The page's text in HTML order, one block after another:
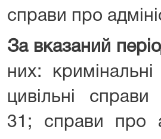
справи про
За вказаний
них:
цивільні
31; справи про